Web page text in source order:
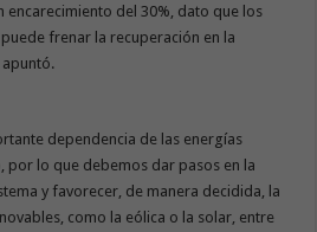
encarecimiento del 30%, dato que los
frenar la recuperación en la
apuntó.
dependencia de las energías
por lo que debemos dar pasos en la
y favorecer, de manera decidida, la
como la eólica o la solar, entre